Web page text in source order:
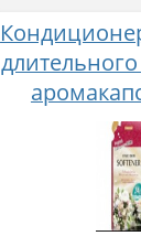
500